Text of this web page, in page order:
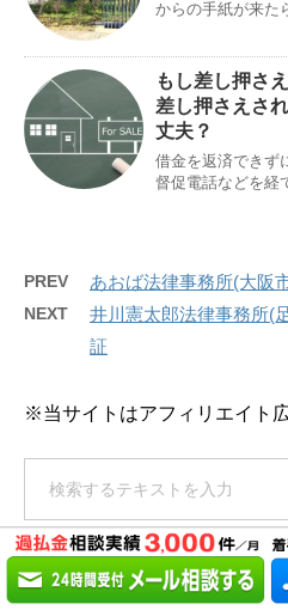
からの手紙が来た
もし差し押さ
差し押さえさ
丈夫？
借金を返済できず
督促電話などを経
PREV あおば法律事務所(大阪
NEXT
井川憲太郎法律事務所(
証
※当サイトはアフィリエイト